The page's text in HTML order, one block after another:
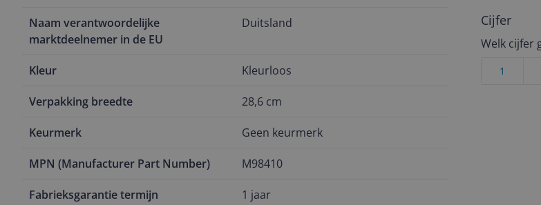
Naam verantwoordelijke
marktdeelnemer in de EU
Duitsland
Kleur Kleurloos
Verpakking breedte 28,6 cm
Keurmerk Geen keurmerk
MPN (Manufacturer Part Number) M98410
Fabrieksgarantie termijn 1 jaar
Cijfer
Welk cijfer
1